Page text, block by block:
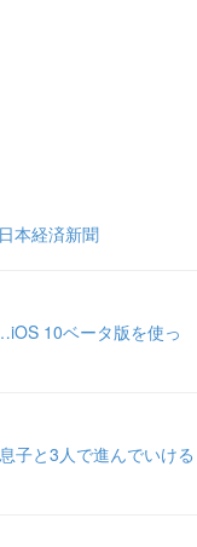
本経済新聞
10ベータ版を使っ
子と3人で進んでいける